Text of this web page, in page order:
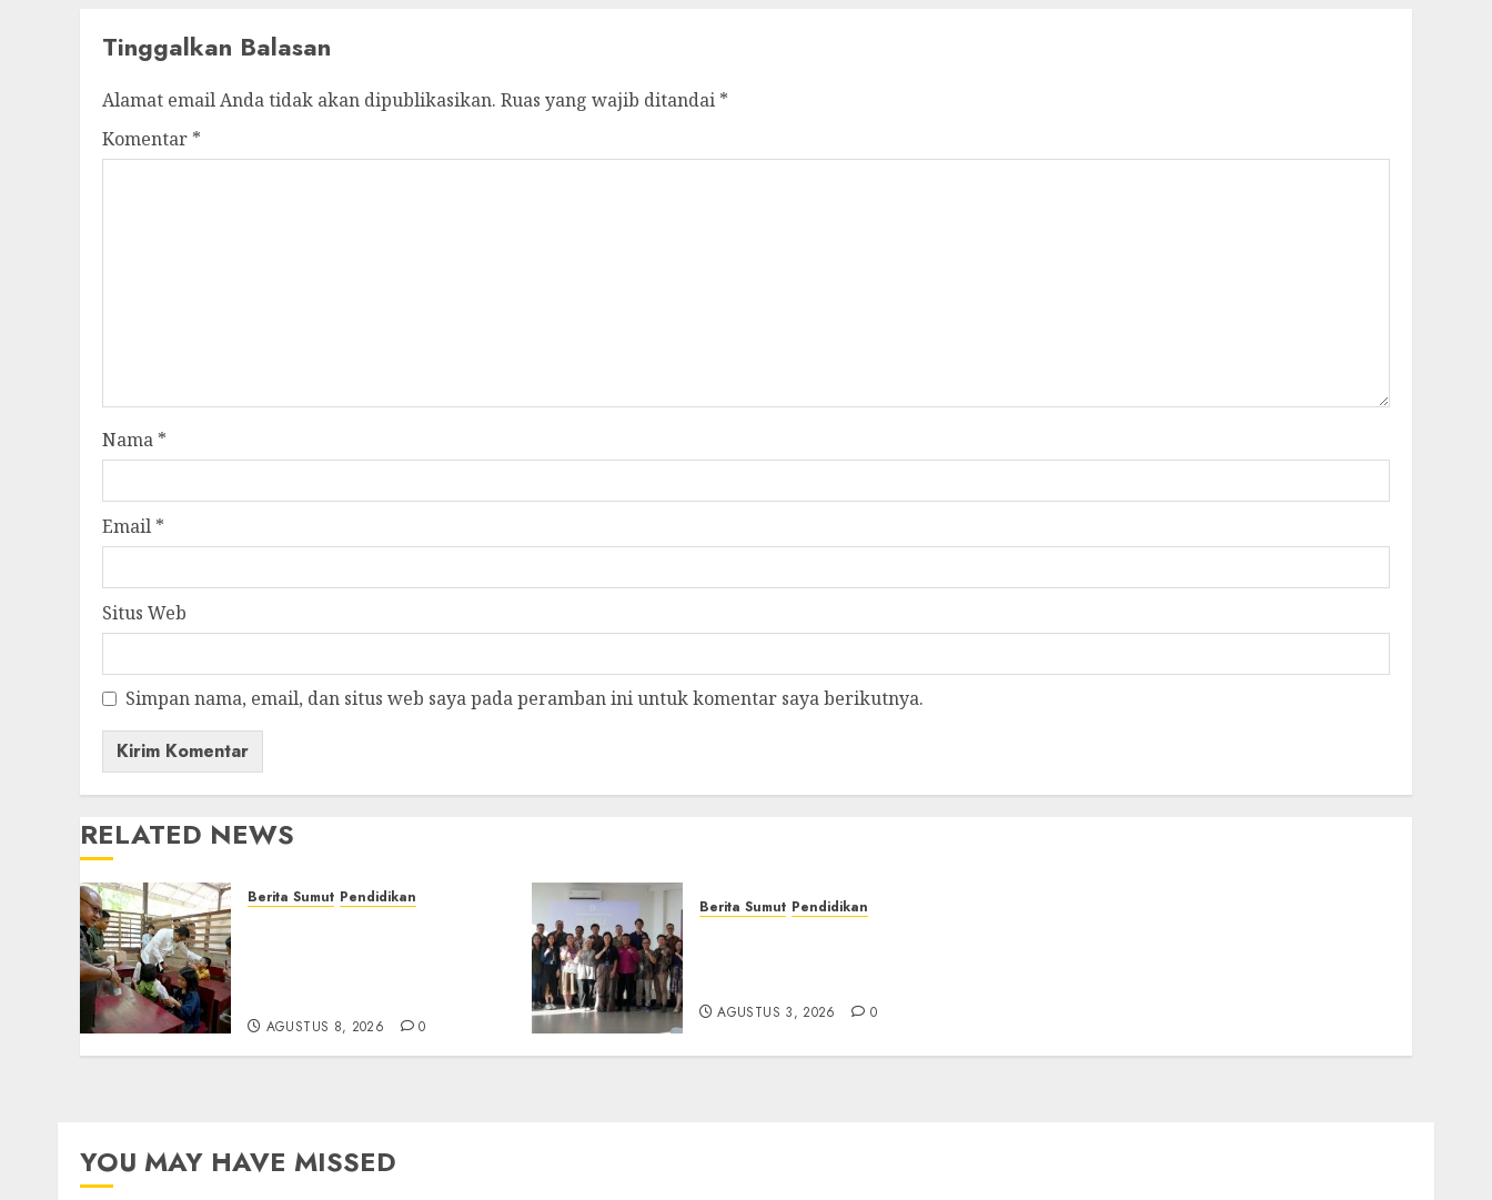
Tinggalkan Balasan
Alamat email Anda tidak akan dipublikasikan. Ruas yang wajib ditandai *
Komentar *
Nama *
Email *
Situs Web
Simpan nama, email, dan situs web saya pada peramban ini untuk komentar saya berikutnya.
RELATED NEWS
Berita Sumut Pendidikan
AGUSTUS 8, 2026 0
Berita Sumut Pendidikan
AGUSTUS 3, 2026 0
YOU MAY HAVE MISSED